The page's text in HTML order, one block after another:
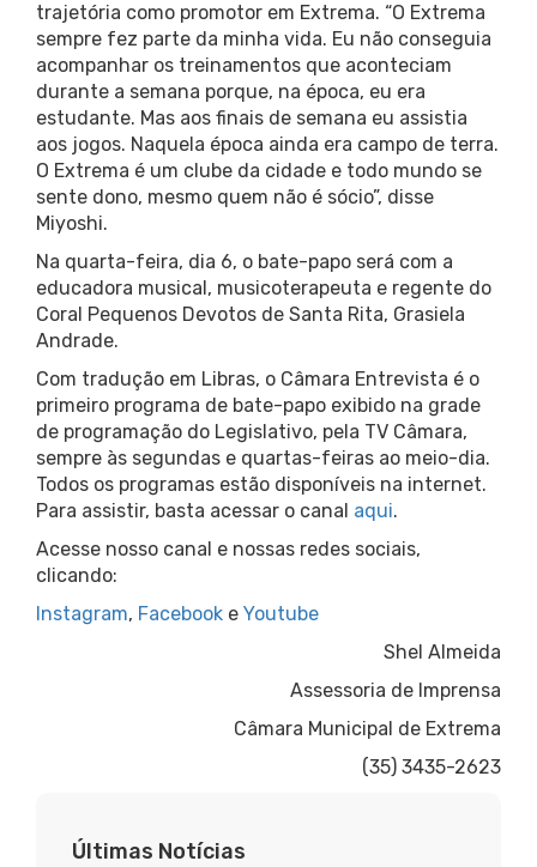
trajetória como promotor em Extrema. “O Extrema
sempre fez parte da minha vida. Eu não conseguia
acompanhar os treinamentos que aconteciam
durante a semana porque, na época, eu era
estudante. Mas aos finais de semana eu assistia
aos jogos. Naquela época ainda era campo de terra.
O Extrema é um clube da cidade e todo mundo se
sente dono, mesmo quem não é sócio”, disse
Miyoshi.
Na quarta-feira, dia 6, o bate-papo será com a
educadora musical, musicoterapeuta e regente do
Coral Pequenos Devotos de Santa Rita, Grasiela
Andrade.
Com tradução em Libras, o Câmara Entrevista é o
primeiro programa de bate-papo exibido na grade
de programação do Legislativo, pela TV Câmara,
sempre às segundas e quartas-feiras ao meio-dia.
Todos os programas estão disponíveis na internet.
Para assistir, basta acessar o canal aqui.
Acesse nosso canal e nossas redes sociais,
clicando:
Instagram, Facebook e Youtube
Shel Almeida
Assessoria de Imprensa
Câmara Municipal de Extrema
(35) 3435-2623
Últimas Notícias